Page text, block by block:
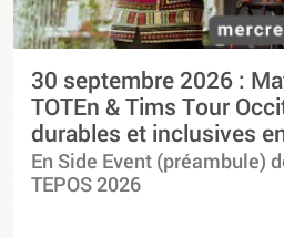
30 septembre 2026 :
TOTEn & Tims Tour
durables et inclusives
En Side Event (préambule)
TEPOS 2026